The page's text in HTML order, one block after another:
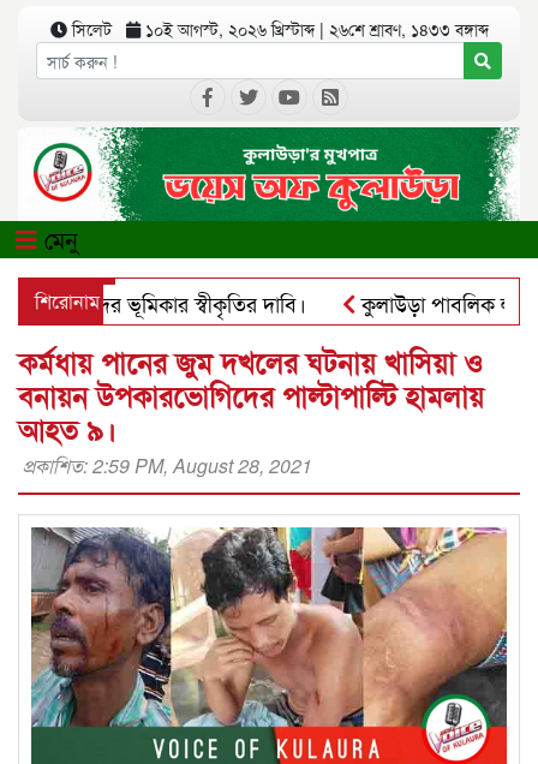
সিলেট ১০ই আগস্ট, ২০২৬ খ্রিস্টাব্দ| ২৬শে শ্রাবণ, ১৪৩৩ বঙ্গাব্দ
মেনু
শিরোনামভূমিকার স্বীকৃতির দাবি।
কুলাউড়া পাবলিক
ব্যবহার করে প্রতারণার চেষ্টা।
পৃথিমপাশায় ঋণের
কর্মধায় পানের জুম দখলের ঘটনায় খাসিয়া ও
বনায়ন উপকারভোগিদের পাল্টাপাল্টি হামলায়
আহত ৯।
প্রকাশিত: 2:59 PM, August 28, 2021